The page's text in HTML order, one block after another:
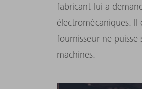
fabricant lui a
électromécaniques.
fournisseur ne
machines.